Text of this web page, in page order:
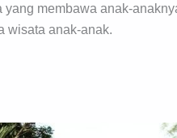
membawa anak-
wisata anak-anak.